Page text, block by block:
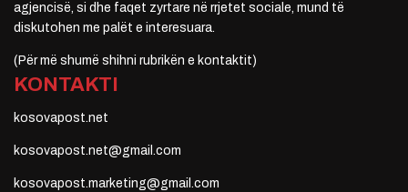
agjencisë, si dhe faqet zyrtare në rrjetet sociale, mund të
diskutohen me palët e interesuara.
(Për më shumë shihni rubrikën e kontaktit)
KONTAKTI
kosovapost.net
kosovapost.net@gmail.com
kosovapost.marketing@gmail.com